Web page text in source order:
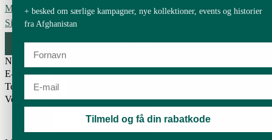
+ besked om særlige kampagner, nye kollektioner, events og historier
fra Afghanistan
Tilmeld og få din rabatkode
Mit ønske
Silkevejen
Gem
Navn
E-mail
Telefon nr.
Vedrørende